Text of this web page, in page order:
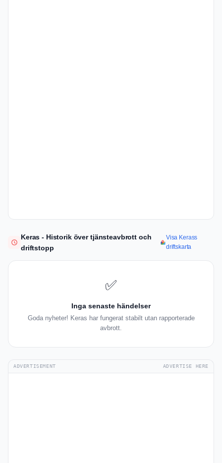
Keras - Historik över tjänsteavbrott och
driftstopp
Visa Kerass
driftskarta
✅
Inga senaste händelser
Goda nyheter! Keras har fungerat stabilt utan rapporterade
avbrott.
ADVERTISEMENT ADVERTISE HERE